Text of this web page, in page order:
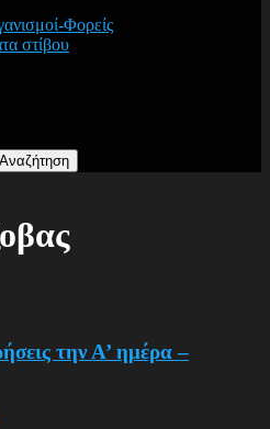
Φορείς
στίβου
την Α’ ημέρα –